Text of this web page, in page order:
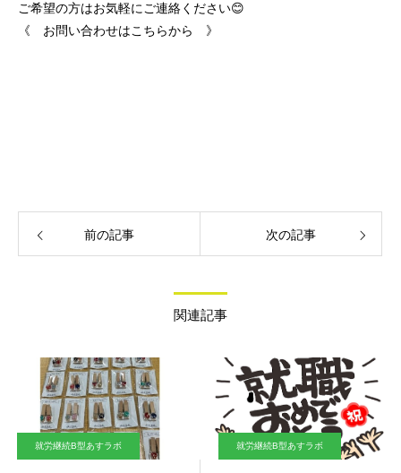
ご希望の方はお気軽にご連絡ください😊
《 お問い合わせはこちらから 》
前の記事 次の記事
関連記事
就労継続B型あすラボ 就労継続B型あすラボ